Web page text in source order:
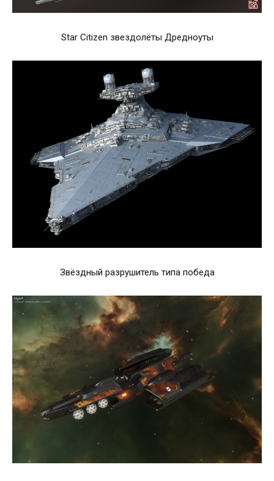
Star Citizen звездолёты Дредноуты
Звёздный разрушитель типа победа